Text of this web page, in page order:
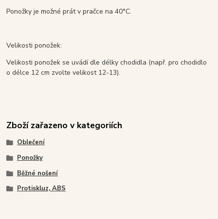
Ponožky je možné prát v pračce na 40°C.
Velikosti ponožek:
Velikosti ponožek se uvádí dle délky chodidla (např. pro chodidlo
o délce 12 cm zvolte velikost 12-13).
Zboží zařazeno v kategoriích
Oblečení
Ponožky
Běžné nošení
Protiskluz, ABS